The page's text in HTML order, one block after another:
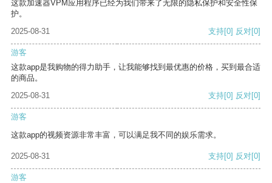
这款加速器VPM应用程序已经为我们带来了无限的隐私保护和安全性保
护。
2025-08-31
支持[0] 反对[0]
游客
这款app是我购物的得力助手，让我能够找到最优惠的价格，买到最合适
的商品。
2025-08-31
支持[0] 反对[0]
游客
这款app的视频资源非常丰富，可以满足我不同的娱乐需求。
2025-08-31 支持[0] 反对[0]
游客